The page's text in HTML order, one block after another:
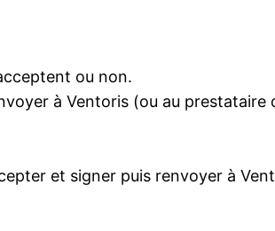
ou non.
à Ventoris (ou au prestataire
et signer puis renvoyer à